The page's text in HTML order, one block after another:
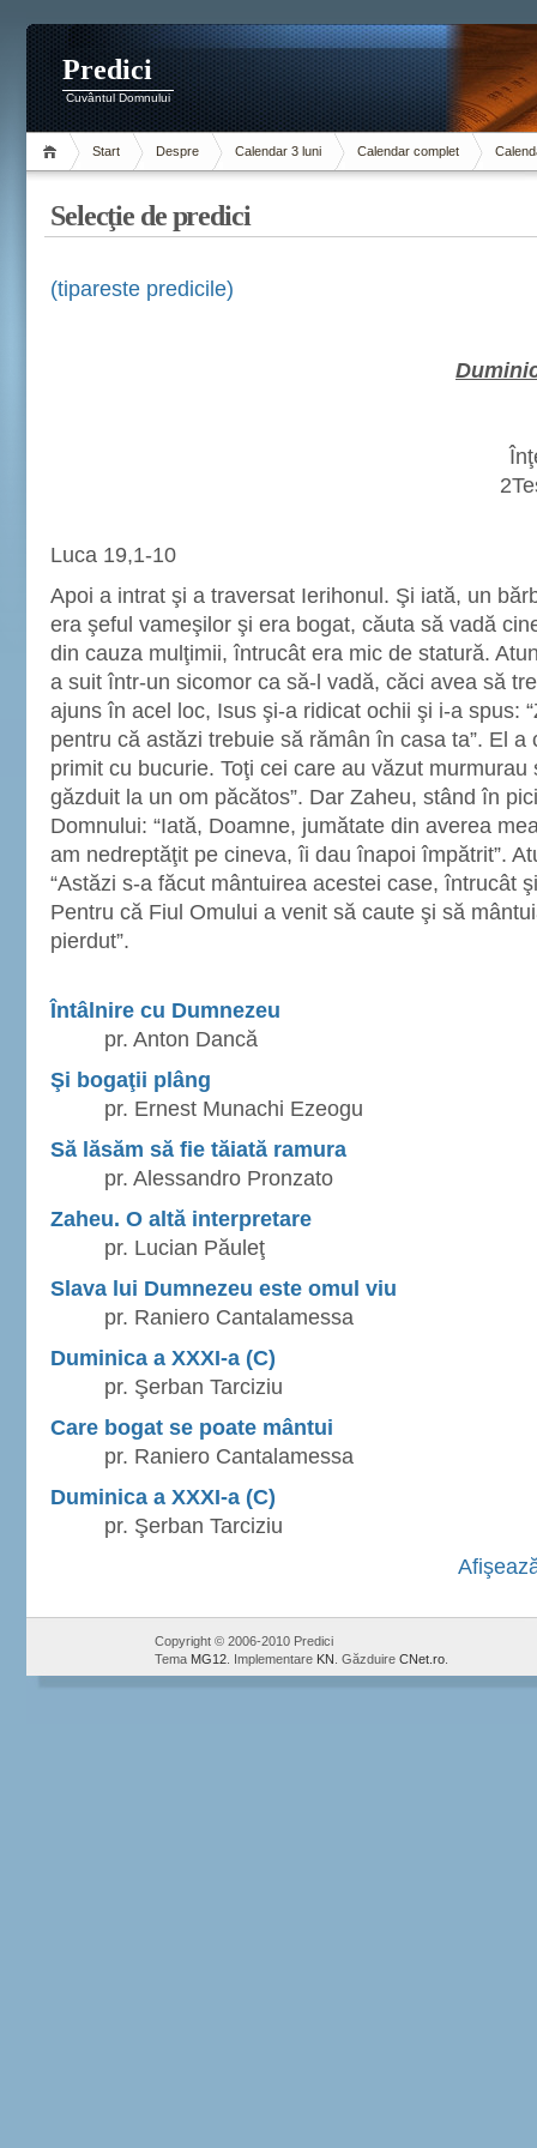
Predici
Cuvântul Domnului
Start Despre Calendar 3 luni Calendar complet
Selecţie de predici
(tipareste predicile)
Luca 19,1-10
Apoi a intrat şi a traversat Ierihonul. Şi iată, un
era şeful vameşilor şi era bogat, căuta să vadă
din cauza mulţimii, întrucât era mic de statură.
a suit într-un sicomor ca să-l vadă, căci avea să
ajuns în acel loc, Isus şi-a ridicat ochii şi i-a spus:
pentru că astăzi trebuie să rămân în casa ta”. El a
primit cu bucurie. Toţi cei care au văzut murmurau
găzduit la un om păcătos”. Dar Zaheu, stând în
Domnului: “Iată, Doamne, jumătate din averea
am nedreptăţit pe cineva, îi dau înapoi împătrit”.
“Astăzi s-a făcut mântuirea acestei case, întrucât
Pentru că Fiul Omului a venit să caute şi să
pierdut”.
Întâlnire cu Dumnezeu
pr. Anton Dancă
Şi bogaţii plâng
pr. Ernest Munachi Ezeogu
Să lăsăm să fie tăiată ramura
pr. Alessandro Pronzato
Zaheu. O altă interpretare
pr. Lucian Păuleţ
Slava lui Dumnezeu este omul viu
pr. Raniero Cantalamessa
Duminica a XXXI-a (C)
pr. Şerban Tarciziu
Care bogat se poate mântui
pr. Raniero Cantalamessa
Duminica a XXXI-a (C)
pr. Şerban Tarciziu
Copyright © 2006-2010 Predici
Tema MG12 . Implementare KN . Găzduire CNet.ro